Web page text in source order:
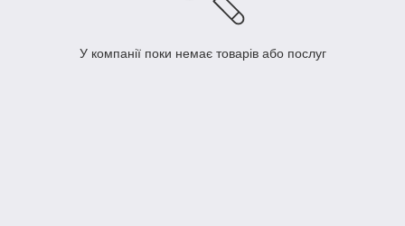
У компанії поки немає товарів або послуг